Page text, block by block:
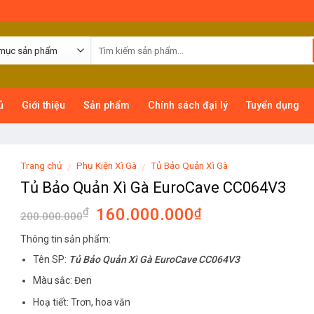
Giới thiệu Sản phẩm Chính sách đại lý Tuyển dụng
Trang chủ / Phụ Kiện Xì Gà / Tủ Bảo Quản Xì Gà
Tủ Bảo Quản Xì Gà EuroCave CC064V3
200.000.000₫ 160.000.000₫
Thông tin sản phẩm:
Tên SP: Tủ Bảo Quản Xì Gà EuroCave CC064V3
Màu sắc: Đen
Hoạ tiết: Trơn, hoa văn